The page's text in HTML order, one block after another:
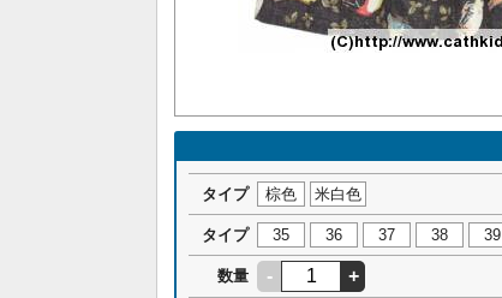
タイプ 棕色 米白色
タイプ 35 36 37 38 39
数量 - +